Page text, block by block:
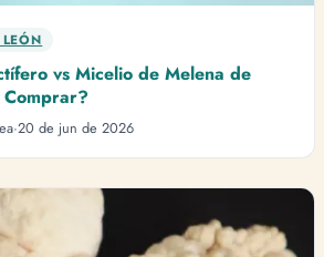
vs Micelio de Melena de
Comprar?
·20 de jun de 2026